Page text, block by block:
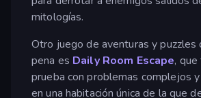
mitologías.
Otro juego de aventuras y puzzles
pena es Daily Room Escape,
prueba con problemas complejos
en una habitación única de la que